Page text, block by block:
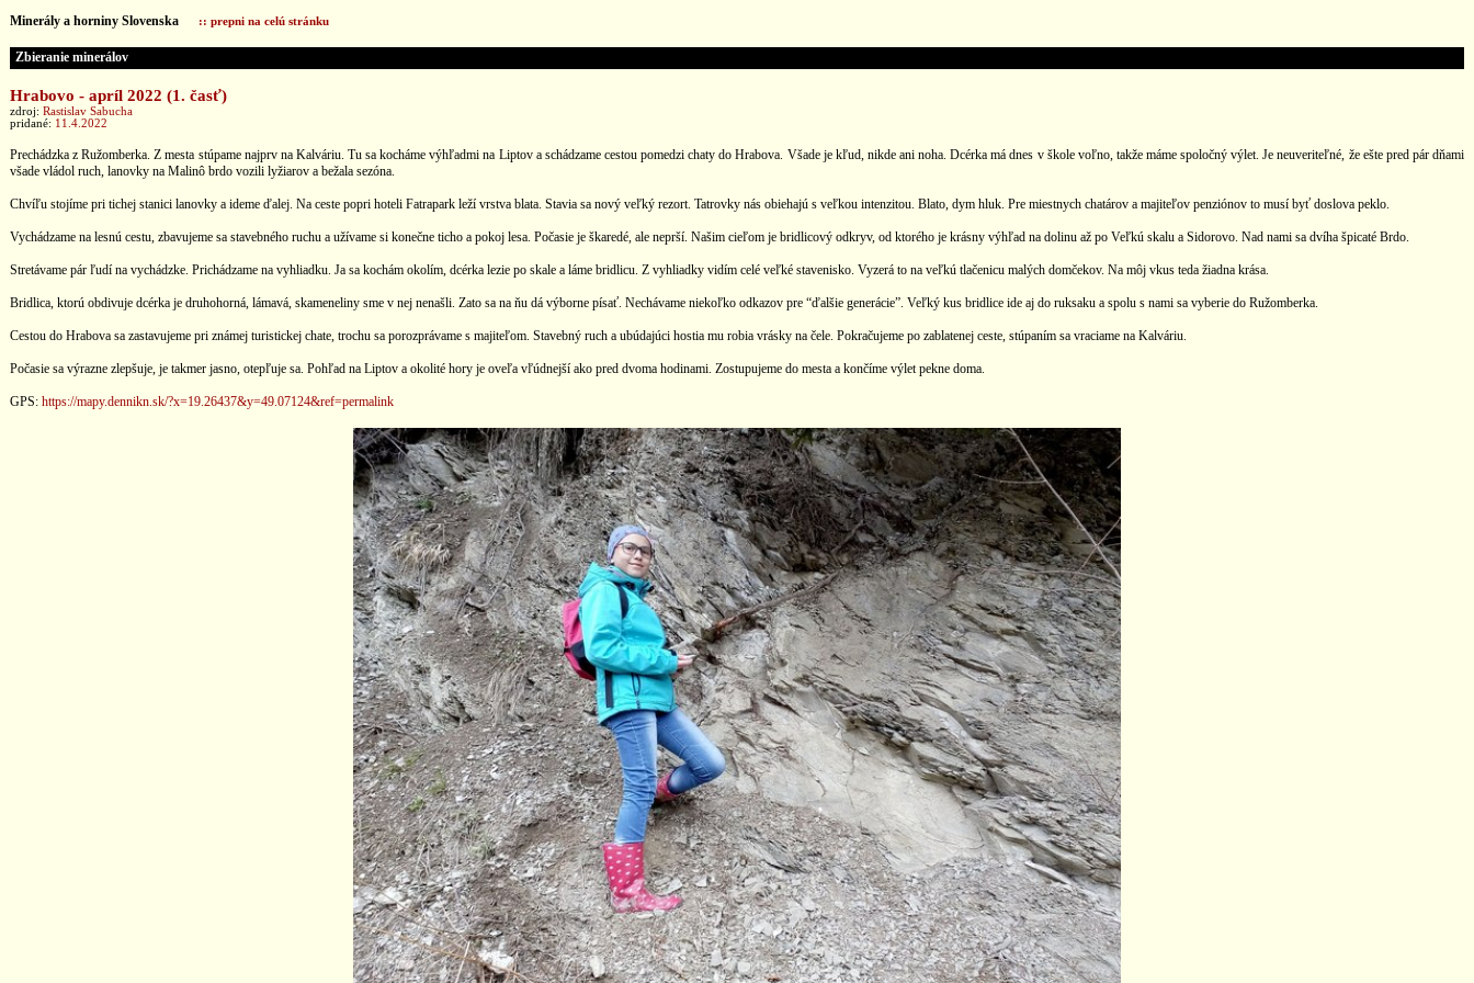
Minerály a horniny Slovenska :: prepni na celú stránku
Zbieranie minerálov
Hrabovo - apríl 2022 (1. časť)
zdroj: Rastislav Sabucha
pridané: 11.4.2022
Prechádzka z Ružomberka. Z mesta stúpame najprv na Kalváriu. Tu sa kocháme výhľadmi na Liptov a schádzame cestou pomedzi chaty do Hrabova. Všade je kľud, nikde ani noha. Dcérka má dnes v škole voľno, takže máme spoločný výlet. Je neuveriteľné, že ešte pred pár dňami
všade vládol ruch, lanovky na Malinô brdo vozili lyžiarov a bežala sezóna.
Chvíľu stojíme pri tichej stanici lanovky a ideme ďalej. Na ceste popri hoteli Fatrapark leží vrstva blata. Stavia sa nový veľký rezort. Tatrovky nás obiehajú s veľkou intenzitou. Blato, dym hluk. Pre miestnych chatárov a majiteľov penziónov to musí byť doslova peklo.
Vychádzame na lesnú cestu, zbavujeme sa stavebného ruchu a užívame si konečne ticho a pokoj lesa. Počasie je škaredé, ale neprší. Našim cieľom je bridlicový odkryv, od ktorého je krásny výhľad na dolinu až po Veľkú skalu a Sidorovo. Nad nami sa dvíha špicaté Brdo.
Stretávame pár ľudí na vychádzke. Prichádzame na vyhliadku. Ja sa kochám okolím, dcérka lezie po skale a láme bridlicu. Z vyhliadky vidím celé veľké stavenisko. Vyzerá to na veľkú tlačenicu malých domčekov. Na môj vkus teda žiadna krása.
Bridlica, ktorú obdivuje dcérka je druhohorná, lámavá, skameneliny sme v nej nenašli. Zato sa na ňu dá výborne písať. Nechávame niekoľko odkazov pre “ďalšie generácie”. Veľký kus bridlice ide aj do ruksaku a spolu s nami sa vyberie do Ružomberka.
Cestou do Hrabova sa zastavujeme pri známej turistickej chate, trochu sa porozprávame s majiteľom. Stavebný ruch a ubúdajúci hostia mu robia vrásky na čele. Pokračujeme po zablatenej ceste, stúpaním sa vraciame na Kalváriu.
Počasie sa výrazne zlepšuje, je takmer jasno, otepľuje sa. Pohľad na Liptov a okolité hory je oveľa vľúdnejší ako pred dvoma hodinami. Zostupujeme do mesta a končíme výlet pekne doma.
GPS: https://mapy.dennikn.sk/?x=19.26437&y=49.07124&ref=permalink